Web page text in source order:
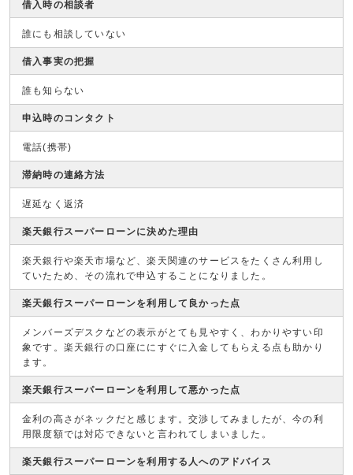
借入時の相談者
誰にも相談していない
借入事実の把握
誰も知らない
申込時のコンタクト
電話(携帯)
滞納時の連絡方法
遅延なく返済
楽天銀行スーパーローンに決めた理由
楽天銀行や楽天市場など、楽天関連のサービスをたくさん利用し
ていたため、その流れで申込することになりました。
楽天銀行スーパーローンを利用して良かった点
メンバーズデスクなどの表示がとても見やすく、わかりやすい印
象です。楽天銀行の口座ににすぐに入金してもらえる点も助かり
ます。
楽天銀行スーパーローンを利用して悪かった点
金利の高さがネックだと感じます。交渉してみましたが、今の利
用限度額では対応できないと言われてしまいました。
楽天銀行スーパーローンを利用する人へのアドバイス